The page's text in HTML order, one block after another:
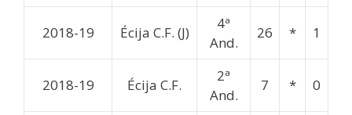
2018-19 Écija C.F. (J)
4ª
And.
26 * 1
2018-19 Écija C.F.
2ª
And.
7 * 0